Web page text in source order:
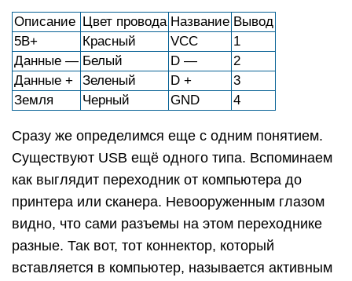
Описание Цвет провода Название Вывод
5В+
Красный VCC
1
Данные — Белый D —
2
Данные +
Зеленый D +
3
Земля
Черный GND 4
Сразу же определимся еще с одним понятием.
Существуют USB ещё одного типа. Вспоминаем
как выглядит переходник от компьютера до
принтера или сканера. Невооруженным глазом
видно, что сами разъемы на этом переходнике
разные. Так вот, тот коннектор, который
вставляется в компьютер, называется активным